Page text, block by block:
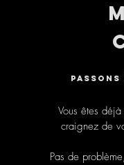
Vous êtes
craignez de
Pas de